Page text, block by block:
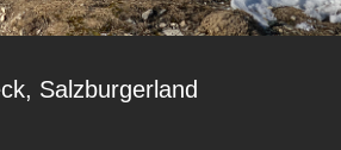
Salzburgerland